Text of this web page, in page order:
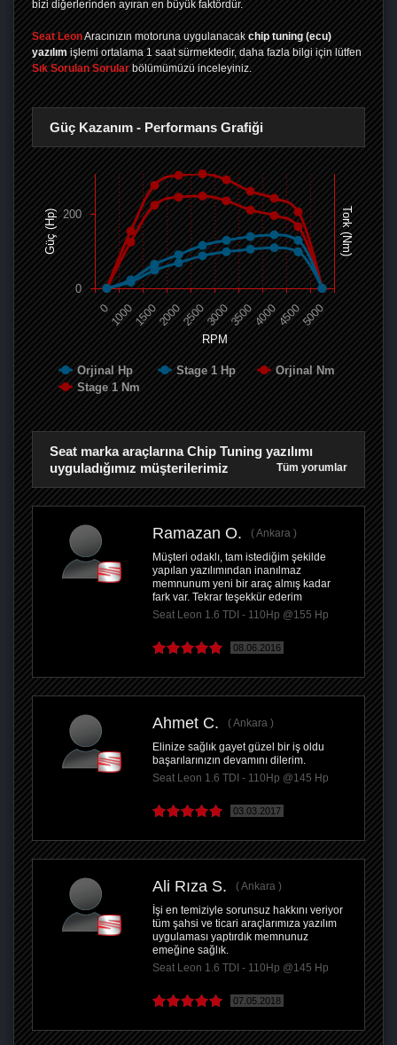
bizi diğerlerinden ayıran en büyük faktördür.
Seat LeonAracınızın motoruna uygulanacak chip tuning (ecu)
yazılım işlemi ortalama 1 saat sürmektedir, daha fazla bilgi için lütfen
Sık Sorulan Sorular bölümümüzü inceleyiniz.
Güç Kazanım - Performans Grafiği
RPM
Güç (Hp) Tork (Nm)
Orjinal Hp Stage 1 Hp
Orjinal Nm
Stage 1 Nm
0 100015002000250030003500400045005000
0
200
Seat marka araçlarına Chip Tuning yazılımı
uyguladığımız müşterilerimiz
Tüm yorumlar
Ramazan O.
Ankara
Müşteri odaklı, tam istediğim şekilde
yapılan yazılımından inanılmaz
memnunum yeni bir araç almış kadar
fark var. Tekrar teşekkür ederim
Seat Leon 1.6 TDI - 110Hp @155 Hp
08.06.2016
Ahmet C.
Ankara
Elinize sağlık gayet güzel bir iş oldu
başarılarınızın devamını dilerim.
Seat Leon 1.6 TDI - 110Hp @145 Hp
03.03.2017
Ali Rıza S.
Ankara
İşi en temiziyle sorunsuz hakkını veriyor
tüm şahsi ve ticari araçlarımıza yazılım
uygulaması yaptırdık memnunuz
emeğine sağlık.
Seat Leon 1.6 TDI - 110Hp @145 Hp
07.05.2018